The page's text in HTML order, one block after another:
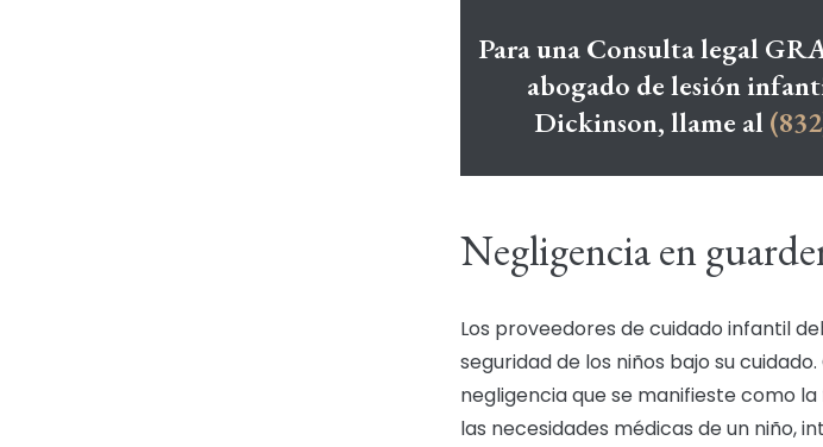
Para una Consulta legal
abogado de lesión
Dickinson, llame al
Negligencia en
Los proveedores de cuidado infantil
seguridad de los niños bajo su
negligencia que se manifieste como
las necesidades médicas de un niño,